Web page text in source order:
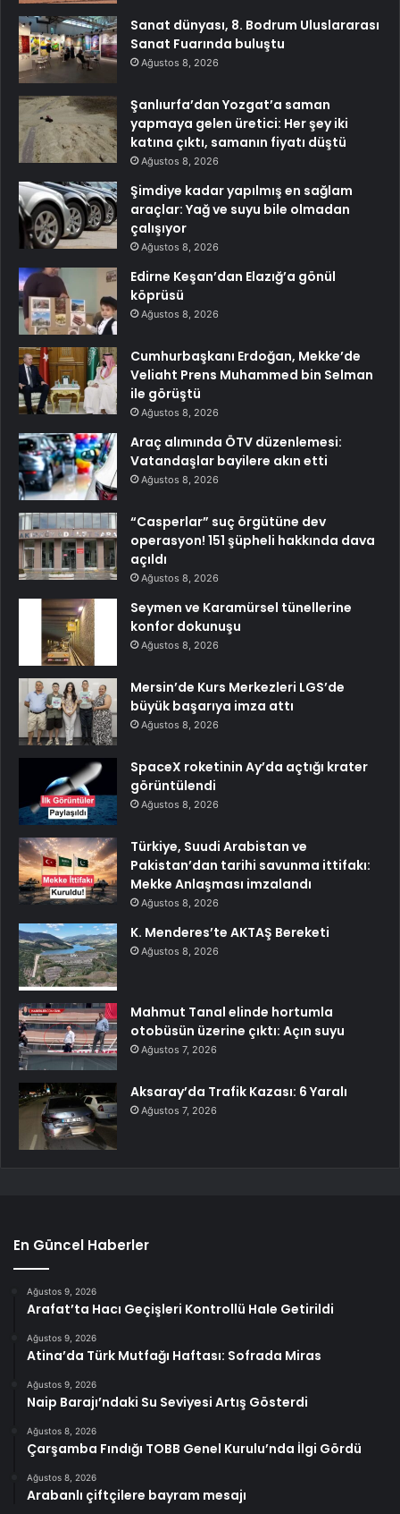
Sanat dünyası, 8. Bodrum Uluslararası
Sanat Fuarında buluştu
Ağustos 8, 2026
Şanlıurfa’dan Yozgat’a saman
yapmaya gelen üretici: Her şey iki
katına çıktı, samanın fiyatı düştü
Ağustos 8, 2026
Şimdiye kadar yapılmış en sağlam
araçlar: Yağ ve suyu bile olmadan
çalışıyor
Ağustos 8, 2026
Edirne Keşan’dan Elazığ’a gönül
köprüsü
Ağustos 8, 2026
Cumhurbaşkanı Erdoğan, Mekke’de
Veliaht Prens Muhammed bin Selman
ile görüştü
Ağustos 8, 2026
Araç alımında ÖTV düzenlemesi:
Vatandaşlar bayilere akın etti
Ağustos 8, 2026
“Casperlar” suç örgütüne dev
operasyon! 151 şüpheli hakkında dava
açıldı
Ağustos 8, 2026
Seymen ve Karamürsel tünellerine
konfor dokunuşu
Ağustos 8, 2026
Mersin’de Kurs Merkezleri LGS’de
büyük başarıya imza attı
Ağustos 8, 2026
SpaceX roketinin Ay’da açtığı krater
görüntülendi
Ağustos 8, 2026
Türkiye, Suudi Arabistan ve
Pakistan’dan tarihi savunma ittifakı:
Mekke Anlaşması imzalandı
Ağustos 8, 2026
K. Menderes’te AKTAŞ Bereketi
Ağustos 8, 2026
Mahmut Tanal elinde hortumla
otobüsün üzerine çıktı: Açın suyu
Ağustos 7, 2026
Aksaray’da Trafik Kazası: 6 Yaralı
Ağustos 7, 2026
En Güncel Haberler
Ağustos 9, 2026
Arafat’ta Hacı Geçişleri Kontrollü Hale Getirildi
Ağustos 9, 2026
Atina’da Türk Mutfağı Haftası: Sofrada Miras
Ağustos 9, 2026
Naip Barajı’ndaki Su Seviyesi Artış Gösterdi
Ağustos 8, 2026
Çarşamba Fındığı TOBB Genel Kurulu’nda İlgi Gördü
Ağustos 8, 2026
Arabanlı çiftçilere bayram mesajı